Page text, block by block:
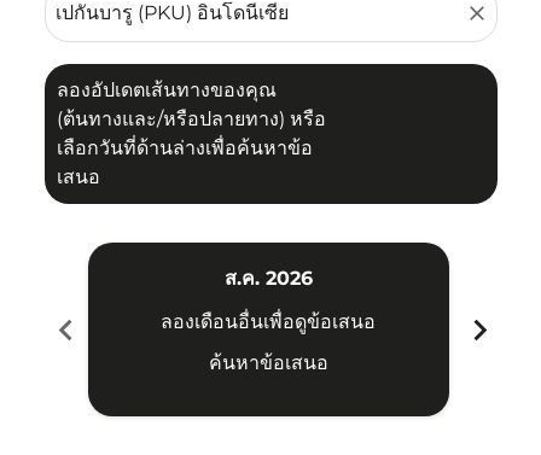
close
ลองอัปเดตเส้นทางของคุณ
(ต้นทางและ/หรือปลายทาง) หรือ
เลือกวันที่ด้านล่างเพื่อค้นหาข้อ
เสนอ
chevron_left
ส.ค. 2026
ลองเดือนอื่นเพื่อดูข้อเสนอ
ค้นหาข้อเสนอ
chevron_right